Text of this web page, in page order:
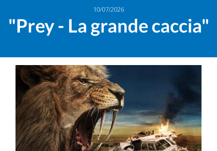
10/07/2026
"Prey - La grande caccia"